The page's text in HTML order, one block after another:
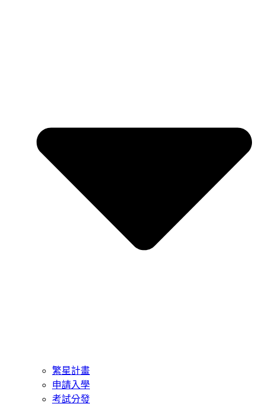
繁星計畫
申請入學
考試分發